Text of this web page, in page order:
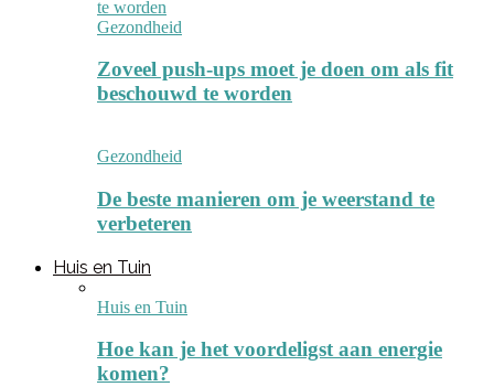
Gezondheid
Zoveel push-ups moet je doen om als fit
beschouwd te worden
Gezondheid
De beste manieren om je weerstand te
verbeteren
Huis en Tuin
Huis en Tuin
Hoe kan je het voordeligst aan energie
komen?